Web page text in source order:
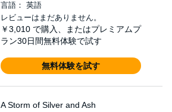
言語： 英語
レビューはまだありません。
￥3,010 で購入、またはプレミアムプ
ラン30日間無料体験で試す
無料体験を試す
A Storm of Silver and Ash